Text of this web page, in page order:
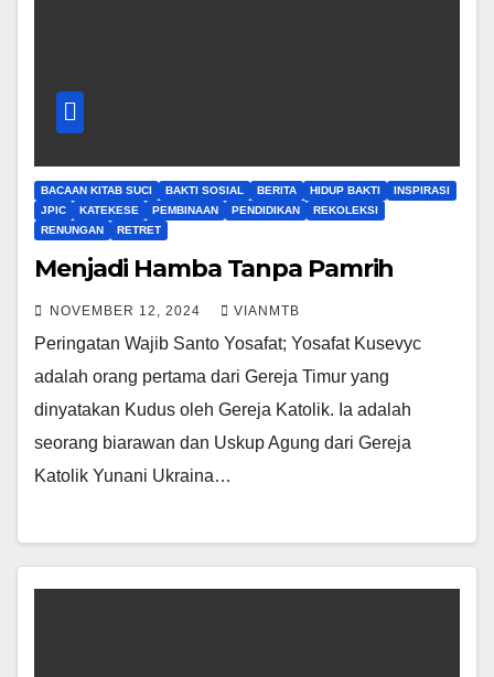
BACAAN KITAB SUCI BAKTI SOSIAL BERITA HIDUP BAKTI
INSPIRASI
JPIC
KATEKESE PEMBINAAN PENDIDIKAN
REKOLEKSI
RENUNGAN
RETRET
Menjadi Hamba Tanpa Pamrih
NOVEMBER 12, 2024 VIANMTB
Peringatan Wajib Santo Yosafat; Yosafat Kusevyc
adalah orang pertama dari Gereja Timur yang
dinyatakan Kudus oleh Gereja Katolik. Ia adalah
seorang biarawan dan Uskup Agung dari Gereja
Katolik Yunani Ukraina…